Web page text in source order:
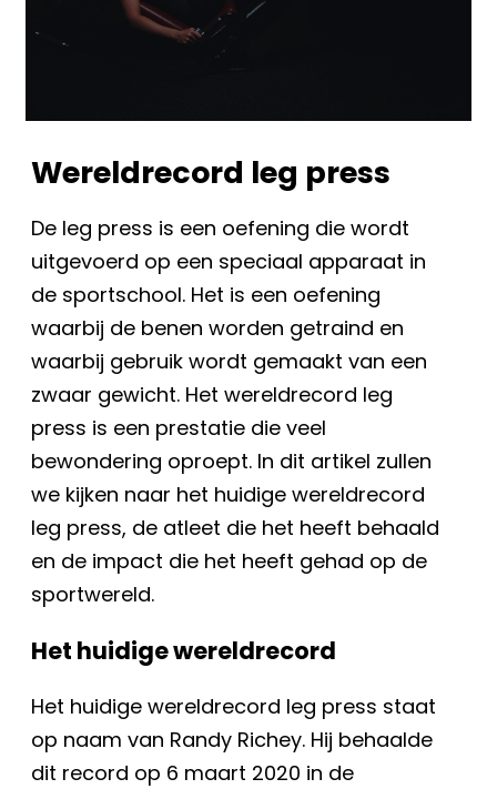
Wereldrecord leg press
De leg press is een oefening die wordt
uitgevoerd op een speciaal apparaat in
de sportschool. Het is een oefening
waarbij de benen worden getraind en
waarbij gebruik wordt gemaakt van een
zwaar gewicht. Het wereldrecord leg
press is een prestatie die veel
bewondering oproept. In dit artikel zullen
we kijken naar het huidige wereldrecord
leg press, de atleet die het heeft behaald
en de impact die het heeft gehad op de
sportwereld.
Het huidige wereldrecord
Het huidige wereldrecord leg press staat
op naam van Randy Richey. Hij behaalde
dit record op 6 maart 2020 in de